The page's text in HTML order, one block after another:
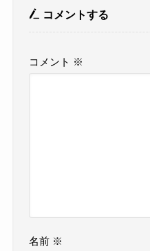
コメントする
コメント ※
名前 ※